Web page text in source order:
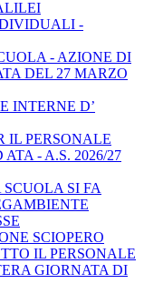
-
- AZIONE DI
DEL 27 MARZO
INTERNE D’
IL PERSONALE
- A.S. 2026/27
SI FA
SCIOPERO
IL PERSONALE
GIORNATA DI